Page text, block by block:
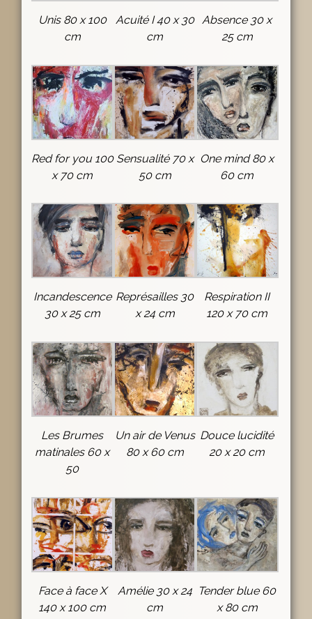
Unis 80 x 100
cm
Acuité I 40 x 30
cm
Absence 30 x
25 cm
Red for you 100
x 70 cm
Sensualité 70 x
50 cm
One mind 80 x
60 cm
Incandescence
30 x 25 cm
Représailles 30
x 24 cm
Respiration II
120 x 70 cm
Les Brumes
matinales 60 x
50
Un air de Venus
80 x 60 cm
Douce lucidité
20 x 20 cm
Face à face X
140 x 100 cm
Amélie 30 x 24
cm
Tender blue 60
x 80 cm